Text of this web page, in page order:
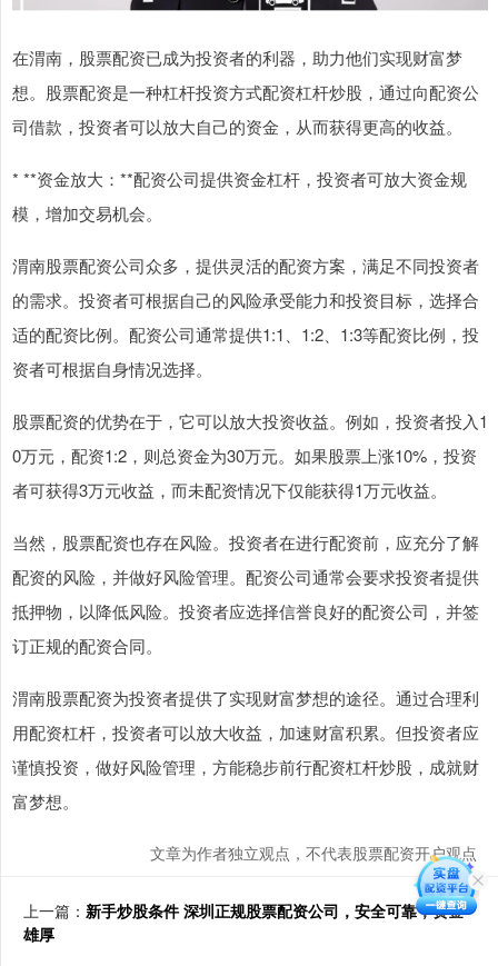
在渭南，股票配资已成为投资者的利器，助力他们实现财富梦
想。股票配资是一种杠杆投资方式配资杠杆炒股，通过向配资公
司借款，投资者可以放大自己的资金，从而获得更高的收益。
* **资金放大：**配资公司提供资金杠杆，投资者可放大资金规
模，增加交易机会。
渭南股票配资公司众多，提供灵活的配资方案，满足不同投资者
的需求。投资者可根据自己的风险承受能力和投资目标，选择合
适的配资比例。配资公司通常提供1:1、1:2、1:3等配资比例，投
资者可根据自身情况选择。
股票配资的优势在于，它可以放大投资收益。例如，投资者投入1
0万元，配资1:2，则总资金为30万元。如果股票上涨10%，投资
者可获得3万元收益，而未配资情况下仅能获得1万元收益。
当然，股票配资也存在风险。投资者在进行配资前，应充分了解
配资的风险，并做好风险管理。配资公司通常会要求投资者提供
抵押物，以降低风险。投资者应选择信誉良好的配资公司，并签
订正规的配资合同。
渭南股票配资为投资者提供了实现财富梦想的途径。通过合理利
用配资杠杆，投资者可以放大收益，加速财富积累。但投资者应
谨慎投资，做好风险管理，方能稳步前行配资杠杆炒股，成就财
富梦想。
文章为作者独立观点，不代表股票配资开户观点
上一篇： 新手炒股条件 深圳正规股票配资公司，安全可靠，资金
雄厚